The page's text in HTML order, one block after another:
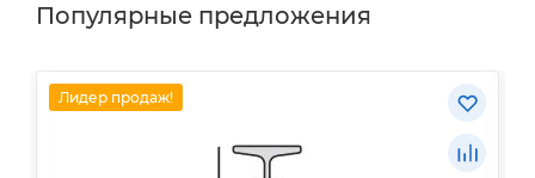
Популярные предложения
Лидер продаж!